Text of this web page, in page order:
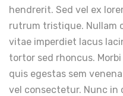
hendrerit. Sed vel ex
rutrum tristique. Nullam
vitae imperdiet lacus
tortor sed rhoncus.
quis egestas sem
vel consectetur. Nunc in